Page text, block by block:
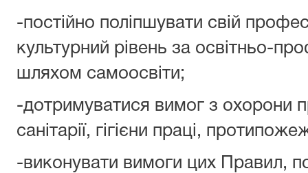
-постійно поліпшувати свій
культурний рівень за освітньо-
шляхом самоосвіти;
-дотримуватися вимог з охорони
санітарії, гігієни праці,
-виконувати вимоги цих Правил,